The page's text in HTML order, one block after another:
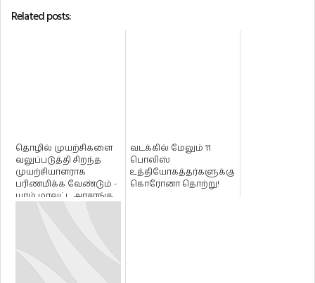
Related posts:
தொழில் முயற்சிகளை
வலுப்படுத்தி சிறந்த
முயற்சியாளராக
பரிணமிக்க வேண்டும் -
யாழ் மாவட்ட அரசாங்க
வடக்கில் மேலும் 11
பொலிஸ்
உத்தியோகத்தர்களுக்கு
கொரோனா தொற்று!